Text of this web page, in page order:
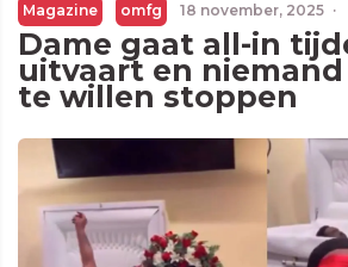
Magazine omfg 18 november, 2025 ·
Dame gaat all-in
uitvaart en
te willen stoppen